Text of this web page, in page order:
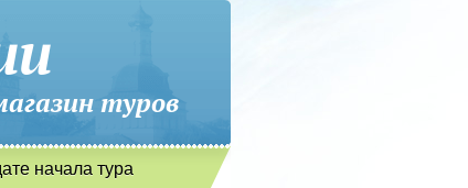
туров
начала тура